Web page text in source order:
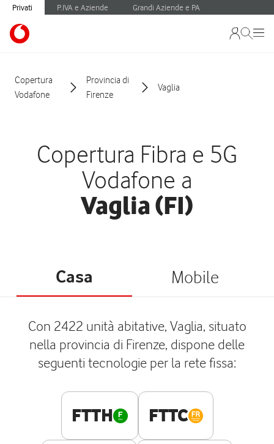
Privati P.IVA e Aziende Grandi Aziende e PA
Copertura
Vodafone
Provincia di
Firenze
Vaglia
Copertura Fibra e 5G
Vodafone a
Vaglia (FI)
Casa Mobile
Con 2422 unità abitative, Vaglia, situato
nella provincia di Firenze, dispone delle
seguenti tecnologie per la rete fissa:
FTTH FTTC